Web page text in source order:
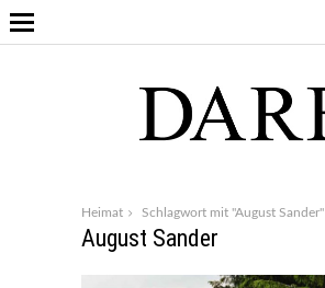
Heimat Schlagwort mit "August Sander"
August Sander